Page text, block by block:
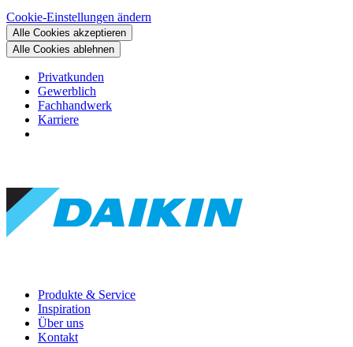
Cookie-Einstellungen ändern
Alle Cookies akzeptieren
Alle Cookies ablehnen
Privatkunden
Gewerblich
Fachhandwerk
Karriere
Produkte & Service
Inspiration
Über uns
Kontakt